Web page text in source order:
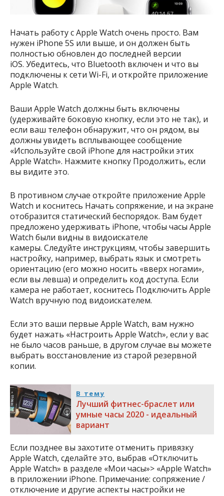
Начать работу с Apple Watch очень просто. Вам
нужен iPhone 5S или выше, и он должен быть
полностью обновлен до последней версии
iOS. Убедитесь, что Bluetooth включен и что вы
подключены к сети Wi-Fi, и откройте приложение
Apple Watch.
Ваши Apple Watch должны быть включены
(удерживайте боковую кнопку, если это не так), и
если ваш телефон обнаружит, что он рядом, вы
должны увидеть всплывающее сообщение
«Используйте свой iPhone для настройки этих
Apple Watch». Нажмите кнопку Продолжить, если
вы видите это.
В противном случае откройте приложение Apple
Watch и коснитесь Начать сопряжение, и на экране
отобразится статический беспорядок. Вам будет
предложено удерживать iPhone, чтобы часы Apple
Watch были видны в видоискателе
камеры. Следуйте инструкциям, чтобы завершить
настройку, например, выбрать язык и смотреть
ориентацию (его можно носить «вверх ногами»,
если вы левша) и определить код доступа. Если
камера не работает, коснитесь Подключить Apple
Watch вручную под видоискателем.
Если это ваши первые Apple Watch, вам нужно
будет нажать «Настроить Apple Watch», если у вас
не было часов раньше, в другом случае вы можете
выбрать восстановление из старой резервной
копии.
В тему
Лучший фитнес-браслет или
умные часы 2020 - идеальный
вариант
Если позднее вы захотите отменить привязку
Apple Watch, сделайте это, выбрав «Отключить
Apple Watch» в разделе «Мои часы»> «Apple Watch»
в приложении iPhone. Примечание: сопряжение /
отключение и другие аспекты настройки не